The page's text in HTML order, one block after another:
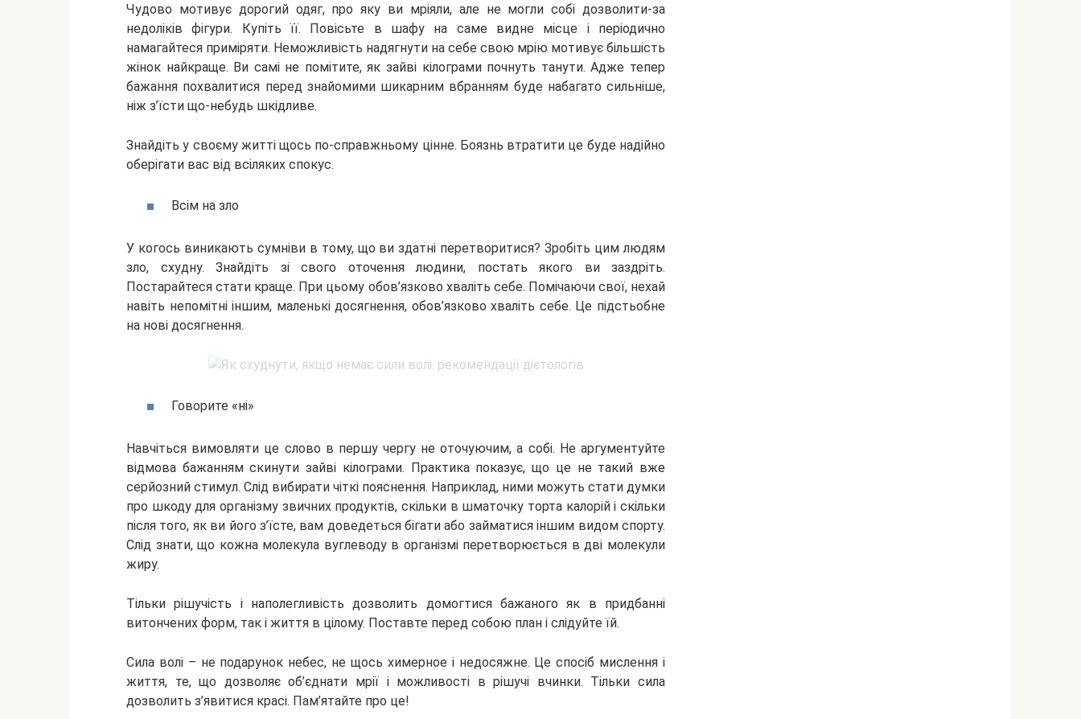
Чудово мотивує дорогий одяг, про яку ви мріяли, але не могли собі дозволити-за
недоліків фігури. Купіть її. Повісьте в шафу на саме видне місце і періодично
намагайтеся приміряти. Неможливість надягнути на себе свою мрію мотивує більшість
жінок найкраще. Ви самі не помітите, як зайві кілограми почнуть танути. Адже тепер
бажання похвалитися перед знайомими шикарним вбранням буде набагато сильніше,
ніж з’їсти що-небудь шкідливе.
Знайдіть у своєму житті щось по-справжньому цінне. Боязнь втратити це буде надійно
оберігати вас від всіляких спокус.
Всім на зло
У когось виникають сумніви в тому, що ви здатні перетворитися? Зробіть цим людям
зло, схудну. Знайдіть зі свого оточення людини, постать якого ви заздріть.
Постарайтеся стати краще. При цьому обов’язково хваліть себе. Помічаючи свої, нехай
навіть непомітні іншим, маленькі досягнення, обов’язково хваліть себе. Це підстьобне
на нові досягнення.
Говорите «ні»
Навчіться вимовляти це слово в першу чергу не оточуючим, а собі. Не аргументуйте
відмова бажанням скинути зайві кілограми. Практика показує, що це не такий вже
серйозний стимул. Слід вибирати чіткі пояснення. Наприклад, ними можуть стати думки
про шкоду для організму звичних продуктів, скільки в шматочку торта калорій і скільки
після того, як ви його з’їсте, вам доведеться бігати або займатися іншим видом спорту.
Слід знати, що кожна молекула вуглеводу в організмі перетворюється в дві молекули
жиру.
Тільки рішучість і наполегливість дозволить домогтися бажаного як в придбанні
витончених форм, так і життя в цілому. Поставте перед собою план і слідуйте їй.
Сила волі – не подарунок небес, не щось химерное і недосяжне. Це спосіб мислення і
життя, те, що дозволяє об’єднати мрії і можливості в рішучі вчинки. Тільки сила
дозволить з’явитися красі. Пам’ятайте про це!